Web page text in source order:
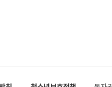
은 북한에 선비핵화를 공식적으